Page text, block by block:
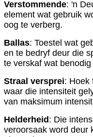
Verstommende: 'n
element wat gebruik
oog te verberg.
Ballas: Toestel wat
en te bedryf deur die
te verskaf wat benodig
Straal versprei: Hoek
waar die intensiteit
van maksimum
Helderheid : Die
veroorsaak word deur